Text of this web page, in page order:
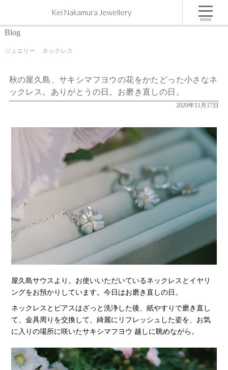
秋の屋久島、サキシマフヨウの花をかたどった小さなネックレス。ありがとうの日。お磨き直し
の日。 | 屋久島,ジュエリー,オーダーメイドのマリッジリング（結婚・婚約指輪）制作 | Kei
Kei Nakamura Jewellery
Blog
ジュエリー ネックレス
秋の屋久島、サキシマフヨウの花をかたどった小さなネ
ックレス。ありがとうの日。お磨き直しの日。
2020年11月17日
屋久島サウスより。お使いいただいているネックレスとイヤリ
ングをお預かりしています。今日はお磨き直しの日。
ネックレスとピアスはざっと洗浄した後、紙やすりで磨き直し
て、金具周りを交換して、綺麗にリフレッシュした姿を、お気
に入りの場所に咲いたサキシマフヨウ 越しに眺めながら。
menu